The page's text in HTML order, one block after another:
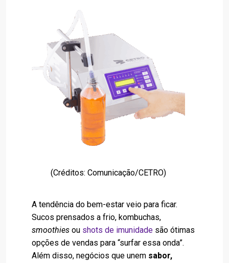
(Créditos: Comunicação/CETRO)
A tendência do bem-estar veio para ficar.
Sucos prensados a frio, kombuchas,
smoothies ou shots de imunidade são ótimas
opções de vendas para “surfar essa onda”.
Além disso, negócios que unem sabor,